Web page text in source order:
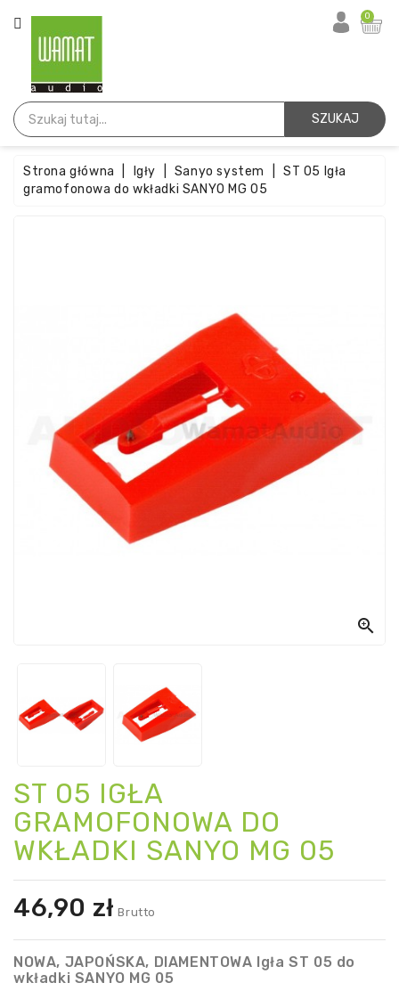
KATEGORIA
Główna
Igły
Wkładki
0
SZUKAJ
Strona główna Igły Sanyo system
ST 05 Igła
gramofonowa do wkładki SANYO MG 05

ST 05 IGŁA
GRAMOFONOWA DO
WKŁADKI SANYO MG 05
46,90 zł Brutto
NOWA, JAPOŃSKA, DIAMENTOWA Igła ST 05 do
wkładki SANYO MG 05